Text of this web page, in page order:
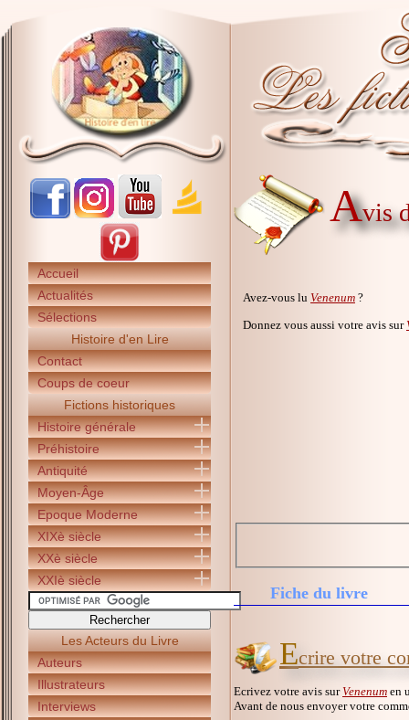
Accueil
Actualités
Sélections
Histoire d'en Lire
Contact
Coups de coeur
Fictions historiques
Histoire générale
Préhistoire
Antiquité
Moyen-Âge
Epoque Moderne
XIXè siècle
XXè siècle
XXIè siècle
Les Acteurs du Livre
Auteurs
Illustrateurs
Interviews
Avis
Avez-vous lu Venenum ?
Donnez vous aussi votre avis sur
Fiche du livre
Ecrire votre
Ecrivez votre avis surVenenum en
Avant de nous envoyer votre